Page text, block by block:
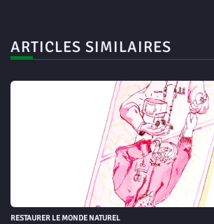
ARTICLES SIMILAIRES
RESTAURER LE MONDE NATUREL